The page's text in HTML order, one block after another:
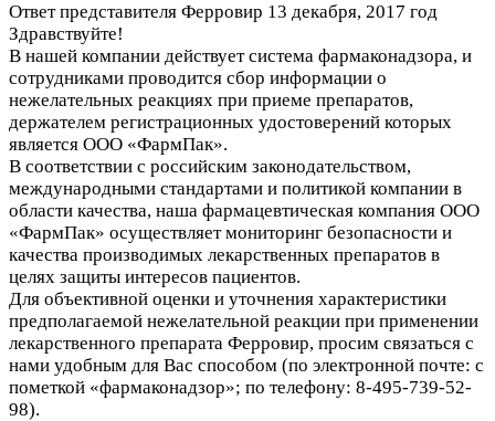
Ответ представителя Ферровир 13 декабря, 2017 год
Здравствуйте!
В нашей компании действует система фармаконадзора, и
сотрудниками проводится сбор информации о
нежелательных реакциях при приеме препаратов,
держателем регистрационных удостоверений которых
является ООО «ФармПак».
В соответствии с российским законодательством,
международными стандартами и политикой компании в
области качества, наша фармацевтическая компания ООО
«ФармПак» осуществляет мониторинг безопасности и
качества производимых лекарственных препаратов в
целях защиты интересов пациентов.
Для объективной оценки и уточнения характеристики
предполагаемой нежелательной реакции при применении
лекарственного препарата Ферровир, просим связаться с
нами удобным для Вас способом (по электронной почте: с
пометкой «фармаконадзор»; по телефону: 8-495-739-52-
98).